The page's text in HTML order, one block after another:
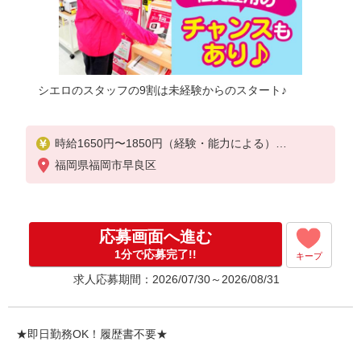
シエロのスタッフの9割は未経験からのスタート♪
時給1650円〜1850円（経験・能力による）
※残業代支給
★交通費別途支給（規定あり）
入社祝い金10万円支給(規定有)
お友達を紹介頂くと,
インセンティブ支給(規定有)
゜・。○。・゜+゜・。○。・゜+゜
福岡県福岡市早良区
応募画面へ進む
1分で応募完了!! キープ
求人応募期間：2026/07/30～2026/08/31
★即日勤務OK！履歴書不要★